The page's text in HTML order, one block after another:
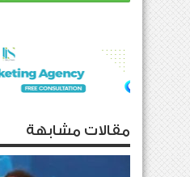
مقالات مشابهة